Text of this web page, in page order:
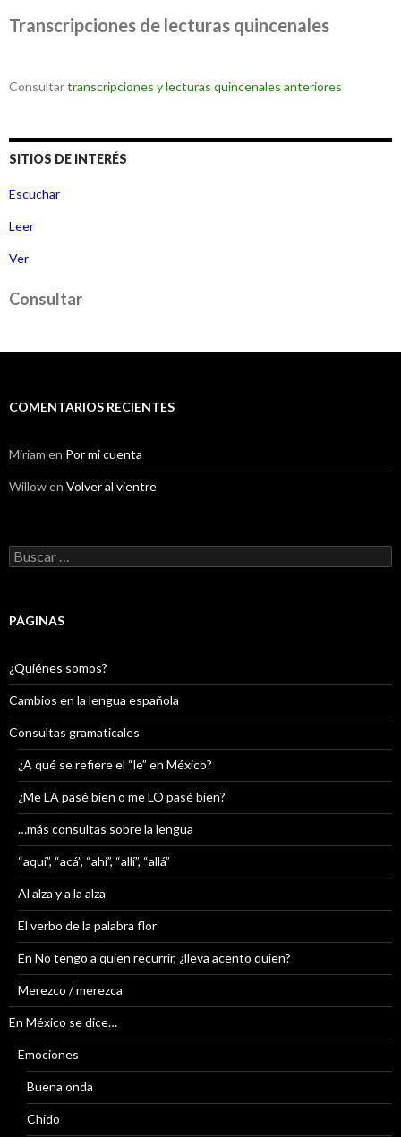
Transcripciones de lecturas quincenales
Consultartranscripciones y lecturas quincenales anteriores
SITIOS DE INTERÉS
Escuchar
Leer
Ver
Consultar
COMENTARIOS RECIENTES
Miriam en Por mi cuenta
Willowen Volver al vientre
Buscar:
PÁGINAS
¿Quiénes somos?
Cambios en la lengua española
Consultas gramaticales
¿A qué se refiere el “le” en México?
¿Me LA pasé bien o me LO pasé bien?
…más consultas sobre la lengua
“aquí”, “acá”, “ahí”, “allí”, “allá”
Al alza y a la alza
El verbo de la palabra flor
En No tengo a quien recurrir, ¿lleva acento quien?
Merezco / merezca
En México se dice…
Emociones
Buena onda
Chido